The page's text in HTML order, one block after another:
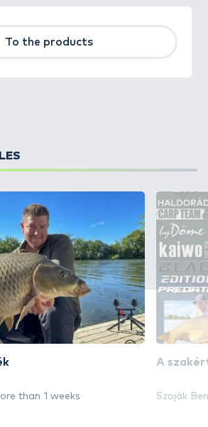
To the products
than 1 weeks
A
Szoják